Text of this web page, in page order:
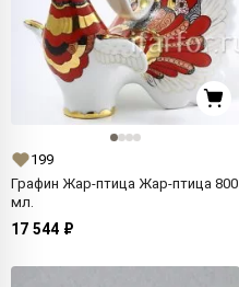
199
Графин Жар-птица Жар-птица 800
мл.
17 544 ₽